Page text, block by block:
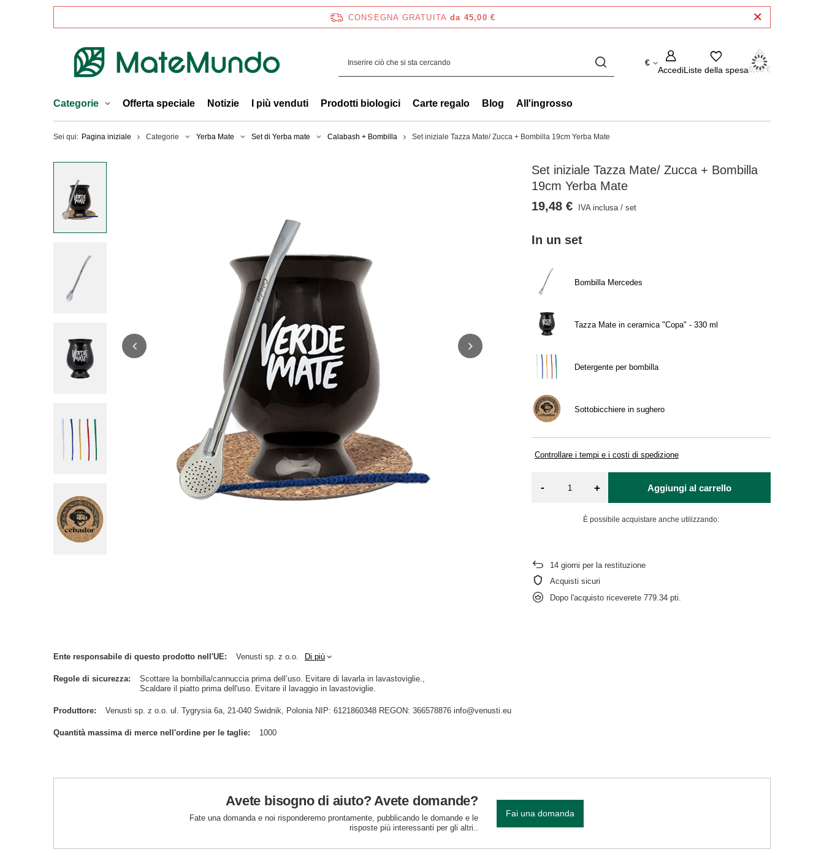
CONSEGNA GRATUITA da 45,00 €
€
AccediListe della spesa0,00 €
Categorie Offerta speciale Notizie I più venduti Prodotti biologici Carte regalo Blog All'ingrosso
Sei qui: Pagina iniziale Categorie Yerba Mate Set di Yerba mate Calabash + Bombilla Set iniziale Tazza Mate/ Zucca + Bombilla 19cm Yerba Mate
Set iniziale Tazza Mate/ Zucca + Bombilla
19cm Yerba Mate
In un set
Bombilla Mercedes
Tazza Mate in ceramica "Copa" - 330 ml
Detergente per bombilla
Sottobicchiere in sughero
Controllare i tempi e i costi di spedizione
19,48 € IVA inclusa/set
- + Aggiungi al carrello
È possibile acquistare anche utilizzando:
14 giorni per la restituzione
Acquisti sicuri
Dopo l'acquisto riceverete779.34 pti.
Ente responsabile di questo prodotto nell'UE Venusti sp. z o.o. Di più
Regole di sicurezza
Scottare la bombilla/cannuccia prima dell’uso. Evitare di lavarla in lavastoviglie.
Scaldare il piatto prima dell'uso. Evitare il lavaggio in lavastoviglie.
Produttore Venusti sp. z o.o. ul. Tygrysia 6a, 21-040 Świdnik, Polonia NIP: 6121860348 REGON: 366578876 info@venusti.eu
Quantità massima di merce nell'ordine per le taglie 1000
Avete bisogno di aiuto? Avete domande?
Fate una domanda e noi risponderemo prontamente, pubblicando le domande e le
risposte più interessanti per gli altri..
Fai una domanda